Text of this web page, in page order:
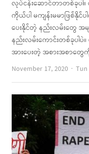
လုပ်ငန်းဆောင်တာတစ်ခုပါ။
ကိုယ်ပါ မကျန်းမမာဖြစ်နို
ပေးနိုင်တဲ့ နည်းလမ်းတွေ အ
နည်းလမ်းကောင်းတစ်ခုပါပဲ
အားပေးတဲ့ အစားအစာတွ
November 17, 2020